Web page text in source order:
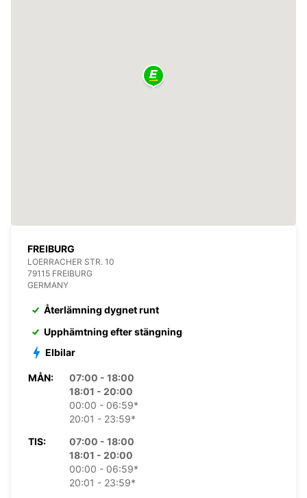
FREIBURG
LOERRACHER STR. 10
79115 FREIBURG
GERMANY
Återlämning dygnet runt
Upphämtning efter stängning
Elbilar
MÅN:
07:00 - 18:00
18:01 - 20:00
00:00 - 06:59*
20:01 - 23:59*
TIS:
07:00 - 18:00
18:01 - 20:00
00:00 - 06:59*
20:01 - 23:59*